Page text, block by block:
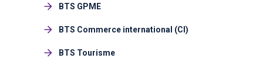
BTS GPME
BTS Commerce international (CI)
BTS Tourisme